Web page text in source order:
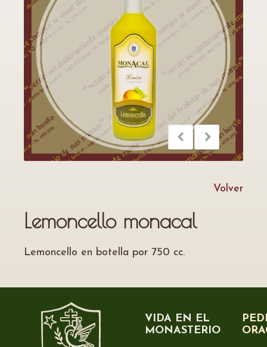
Volver
Lemoncello monacal
Lemoncello en botella por 750 cc.
VIDA EN EL
MONASTERIO